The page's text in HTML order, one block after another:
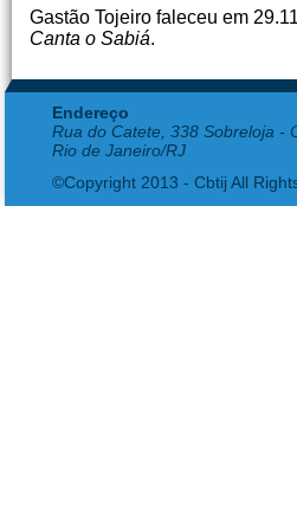
Gastão Tojeiro faleceu em
Canta o Sabiá.
Endereço
Rua do Catete, 338 Sobreloja -
Rio de Janeiro/RJ
©Copyright 2013 - Cbtij All